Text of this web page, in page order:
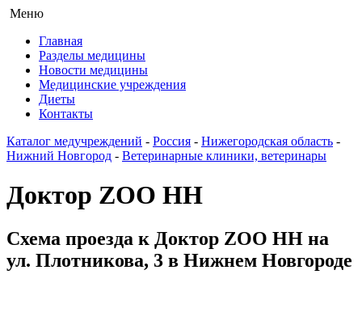
Меню
Главная
Разделы медицины
Новости медицины
Медицинские учреждения
Диеты
Контакты
Каталог медучреждений - Россия - Нижегородская область -
Нижний Новгород - Ветеринарные клиники, ветеринары
Доктор ZOO НН
Схема проезда к Доктор ZOO НН на
ул. Плотникова, 3 в Нижнем Новгороде